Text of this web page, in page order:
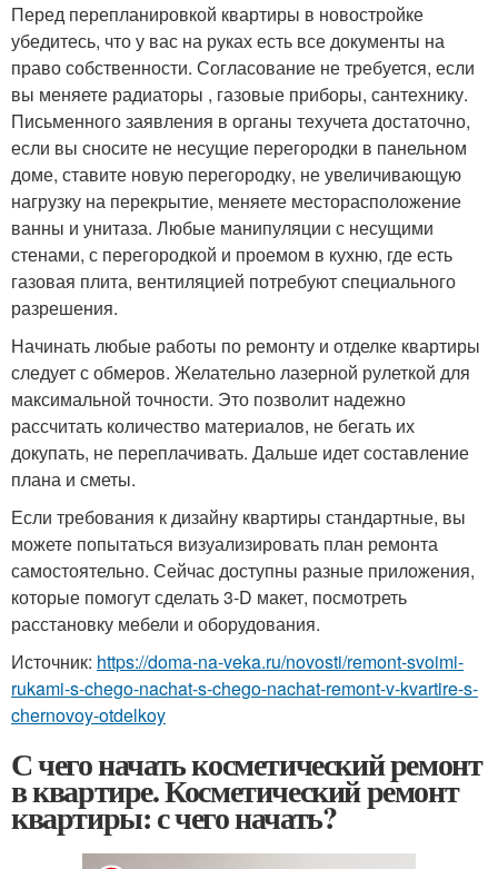
Перед перепланировкой квартиры в новостройке
убедитесь, что у вас на руках есть все документы на
право собственности. Согласование не требуется, если
вы меняете радиаторы , газовые приборы, сантехнику.
Письменного заявления в органы техучета достаточно,
если вы сносите не несущие перегородки в панельном
доме, ставите новую перегородку, не увеличивающую
нагрузку на перекрытие, меняете месторасположение
ванны и унитаза. Любые манипуляции с несущими
стенами, с перегородкой и проемом в кухню, где есть
газовая плита, вентиляцией потребуют специального
разрешения.
Начинать любые работы по ремонту и отделке квартиры
следует с обмеров. Желательно лазерной рулеткой для
максимальной точности. Это позволит надежно
рассчитать количество материалов, не бегать их
докупать, не переплачивать. Дальше идет составление
плана и сметы.
Если требования к дизайну квартиры стандартные, вы
можете попытаться визуализировать план ремонта
самостоятельно. Сейчас доступны разные приложения,
которые помогут сделать 3-D макет, посмотреть
расстановку мебели и оборудования.
Источник: https://doma-na-veka.ru/novosti/remont-svoimi-
rukami-s-chego-nachat-s-chego-nachat-remont-v-kvartire-s-
chernovoy-otdelkoy
С чего начать косметический ремонт
в квартире. Косметический ремонт
квартиры: с чего начать?